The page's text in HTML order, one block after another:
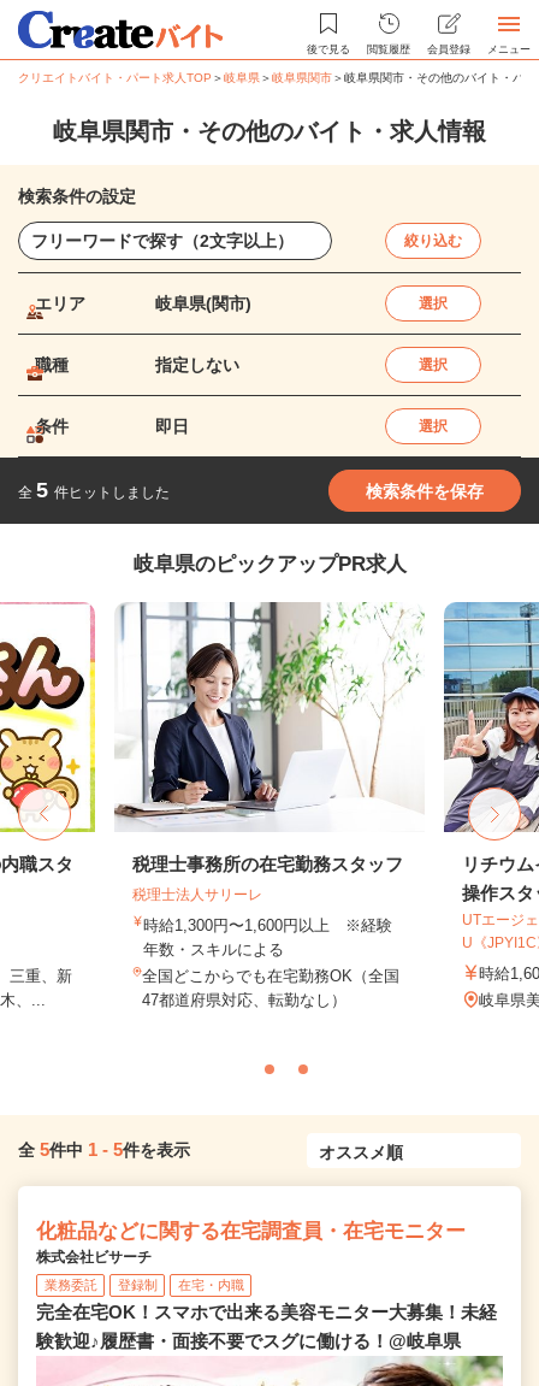
後で見る 閲覧履歴 会員登録 メニュー
クリエイトバイト・パート求人TOP ＞岐阜県＞岐阜県関市＞岐阜県関市・その他のバイト・パ
岐阜県関市・その他のバイト・求人情報
検索条件の設定
絞り込む
エリア 岐阜県(関市) 選択
職種 指定しない 選択
条件 即日 選択
全 5 件ヒットしました 検索条件を保存
岐阜県のピックアップPR求人
職スタ
三重、新
、...
税理士事務所の在宅勤務スタッフ
税理士法人サリーレ
時給1,300円〜1,600円以上 ※経験
年数・スキルによる
全国どこからでも在宅勤務OK（全国
47都道府県対応、転勤なし）
リチウ
操作スタ
UTエージ
U《
時給
岐阜県
全 5件中 1 - 5件を表示
化粧品などに関する在宅調査員・在宅モニター
株式会社ビサーチ
業務委託 登録制 在宅・内職
完全在宅OK！スマホで出来る美容モニター大募集！未経
験歓迎♪履歴書・面接不要でスグに働ける！@岐阜県